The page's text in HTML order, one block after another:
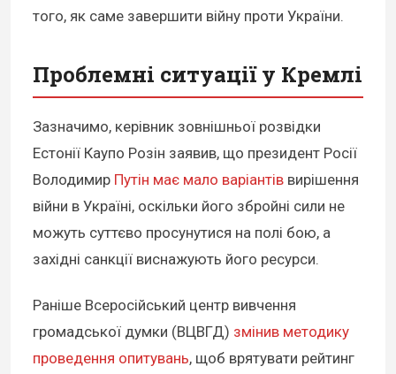
того, як саме завершити війну проти України.
Проблемні ситуації у Кремлі
Зазначимо, керівник зовнішньої розвідки
Естонії Каупо Розін заявив, що президент Росії
Володимир Путін має мало варіантів вирішення
війни в Україні, оскільки його збройні сили не
можуть суттєво просунутися на полі бою, а
західні санкції виснажують його ресурси.
Раніше Всеросійський центр вивчення
громадської думки (ВЦВГД) змінив методику
проведення опитувань, щоб врятувати рейтинг